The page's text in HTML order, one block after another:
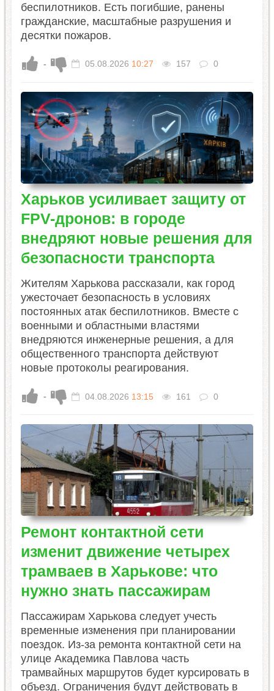
беспилотников. Есть погибшие, ранены
гражданские, масштабные разрушения и
десятки пожаров.
- 05.08.2026 10:27 157 0
Харьков усиливает защиту от
FPV-дронов: в городе
внедряют новые решения для
безопасности транспорта
Жителям Харькова рассказали, как город
ужесточает безопасность в условиях
постоянных атак беспилотников. Вместе с
военными и областными властями
внедряются инженерные решения, а для
общественного транспорта действуют
новые протоколы реагирования.
- 04.08.2026 13:15 161 0
Ремонт контактной сети
изменит движение четырех
трамваев в Харькове: что
нужно знать пассажирам
Пассажирам Харькова следует учесть
временные изменения при планировании
поездок. Из-за ремонта контактной сети на
улице Академика Павлова часть
трамвайных маршрутов будет курсировать в
объезд. Ограничения будут действовать в